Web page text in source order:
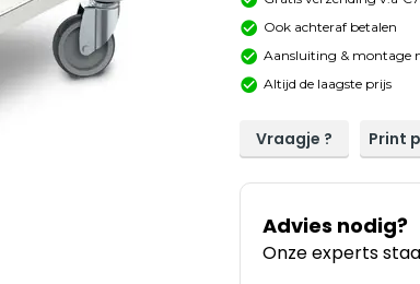
Ook achteraf betalen
Aansluiting & montage
Altijd de laagste prijs
Vraagje ? Print
Advies nodig?
Onze experts